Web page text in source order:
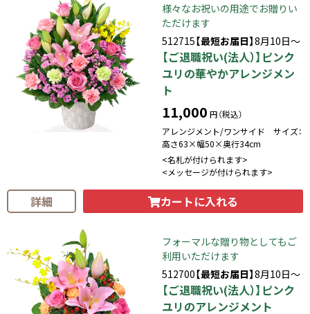
様々なお祝いの用途でお贈りい
ただけます
512715【最短お届日】8月10日～
【ご退職祝い(法人）】ピンク
ユリの華やかアレンジメン
ト
11,000 円（税込）
アレンジメント/ワンサイド サイズ：
高さ63×幅50×奥行34cm
<名札が付けられます>
<メッセージが付けられます>
詳細 カートに入れる
フォーマルな贈り物としてもご
利用いただけます
512700【最短お届日】8月10日～
【ご退職祝い(法人）】ピンク
ユリのアレンジメント